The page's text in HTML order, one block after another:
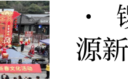
·
源